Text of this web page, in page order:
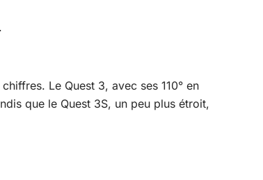
Le Quest 3, avec ses 110° en
que le Quest 3S, un peu plus étroit,